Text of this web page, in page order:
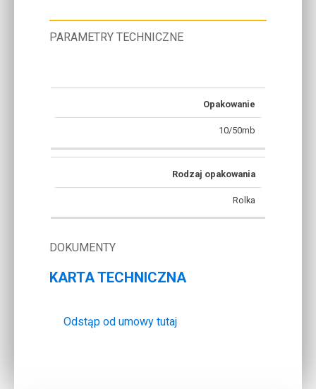
PARAMETRY TECHNICZNE
Opakowanie
10/50mb
Rodzaj opakowania
Rolka
DOKUMENTY
KARTA TECHNICZNA
Odstąp od umowy tutaj